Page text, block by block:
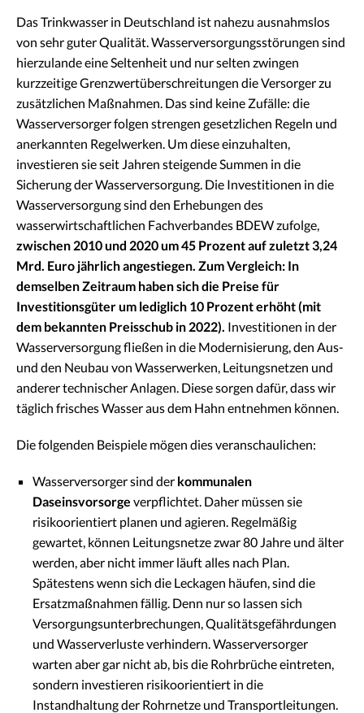
Das Trinkwasser in Deutschland ist nahezu ausnahmslos
von sehr guter Qualität. Wasserversorgungsstörungen sind
hierzulande eine Seltenheit und nur selten zwingen
kurzzeitige Grenzwertüberschreitungen die Versorger zu
zusätzlichen Maßnahmen. Das sind keine Zufälle: die
Wasserversorger folgen strengen gesetzlichen Regeln und
anerkannten Regelwerken. Um diese einzuhalten,
investieren sie seit Jahren steigende Summen in die
Sicherung der Wasserversorgung. Die Investitionen in die
Wasserversorgung sind den Erhebungen des
wasserwirtschaftlichen Fachverbandes BDEW zufolge,
zwischen 2010 und 2020 um 45 Prozent auf zuletzt 3,24
Mrd. Euro jährlich angestiegen. Zum Vergleich: In
demselben Zeitraum haben sich die Preise für
Investitionsgüter um lediglich 10 Prozent erhöht (mit
dem bekannten Preisschub in 2022). Investitionen in der
Wasserversorgung fließen in die Modernisierung, den Aus-
und den Neubau von Wasserwerken, Leitungsnetzen und
anderer technischer Anlagen. Diese sorgen dafür, dass wir
täglich frisches Wasser aus dem Hahn entnehmen können.
Die folgenden Beispiele mögen dies veranschaulichen:
Wasserversorger sind der kommunalen
Daseinsvorsorge verpflichtet. Daher müssen sie
risikoorientiert planen und agieren. Regelmäßig
gewartet, können Leitungsnetze zwar 80 Jahre und älter
werden, aber nicht immer läuft alles nach Plan.
Spätestens wenn sich die Leckagen häufen, sind die
Ersatzmaßnahmen fällig. Denn nur so lassen sich
Versorgungsunterbrechungen, Qualitätsgefährdungen
und Wasserverluste verhindern. Wasserversorger
warten aber gar nicht ab, bis die Rohrbrüche eintreten,
sondern investieren risikoorientiert in die
Instandhaltung der Rohrnetze und Transportleitungen.